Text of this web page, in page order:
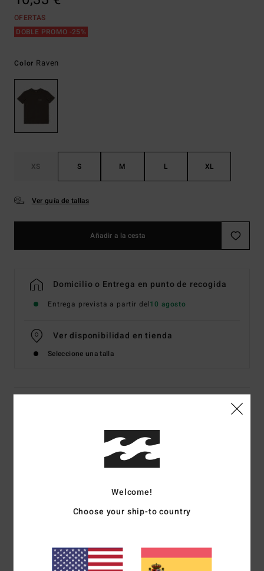
OFERTAS
DOBLE PROMO -25%
Color Raven
XS S M L XL
Ver guía de tallas
Añadir a la cesta
Domicilio o Entrega en punto de recogida
Entrega prevista a partir del10 agosto
Ver disponibilidad en tienda
Seleccione una talla
Camiseta de manga corta Negro Chicos 8-16
Código de color
jersey de algodón [160 g/m2]
Gráfico:serigrafía en el pecho y la espalda
Etiqueta de tela Billabong
Welcome!
Choose your ship-to country